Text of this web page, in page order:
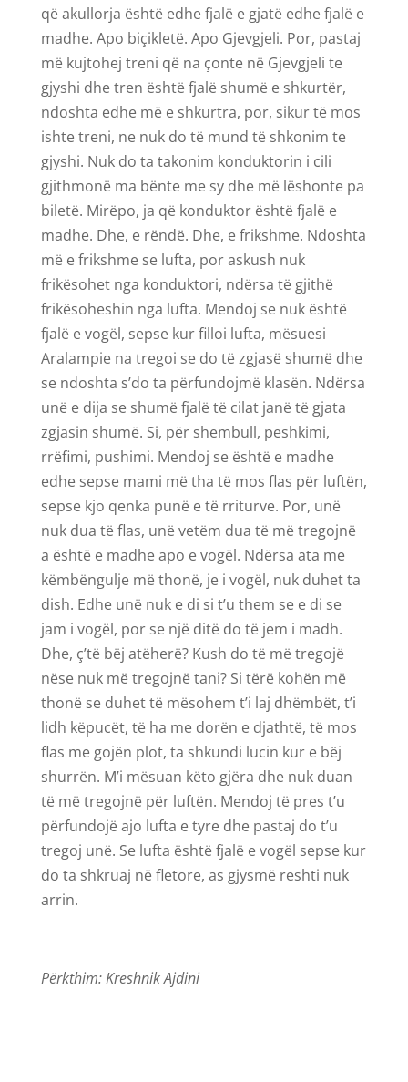
që akullorja është edhe fjalë e gjatë edhe fjalë e
madhe. Apo biçikletë. Apo Gjevgjeli. Por, pastaj
më kujtohej treni që na çonte në Gjevgjeli te
gjyshi dhe tren është fjalë shumë e shkurtër,
ndoshta edhe më e shkurtra, por, sikur të mos
ishte treni, ne nuk do të mund të shkonim te
gjyshi. Nuk do ta takonim konduktorin i cili
gjithmonë ma bënte me sy dhe më lëshonte pa
biletë. Mirëpo, ja që konduktor është fjalë e
madhe. Dhe, e rëndë. Dhe, e frikshme. Ndoshta
më e frikshme se lufta, por askush nuk
frikësohet nga konduktori, ndërsa të gjithë
frikësoheshin nga lufta. Mendoj se nuk është
fjalë e vogël, sepse kur filloi lufta, mësuesi
Aralampie na tregoi se do të zgjasë shumë dhe
se ndoshta s’do ta përfundojmë klasën. Ndërsa
unë e dija se shumë fjalë të cilat janë të gjata
zgjasin shumë. Si, për shembull, peshkimi,
rrëfimi, pushimi. Mendoj se është e madhe
edhe sepse mami më tha të mos flas për luftën,
sepse kjo qenka punë e të rriturve. Por, unë
nuk dua të flas, unë vetëm dua të më tregojnë
a është e madhe apo e vogël. Ndërsa ata me
këmbëngulje më thonë, je i vogël, nuk duhet ta
dish. Edhe unë nuk e di si t’u them se e di se
jam i vogël, por se një ditë do të jem i madh.
Dhe, ç’të bëj atëherë? Kush do të më tregojë
nëse nuk më tregojnë tani? Si tërë kohën më
thonë se duhet të mësohem t’i laj dhëmbët, t’i
lidh këpucët, të ha me dorën e djathtë, të mos
flas me gojën plot, ta shkundi lucin kur e bëj
shurrën. M’i mësuan këto gjëra dhe nuk duan
të më tregojnë për luftën. Mendoj të pres t’u
përfundojë ajo lufta e tyre dhe pastaj do t’u
tregoj unë. Se lufta është fjalë e vogël sepse kur
do ta shkruaj në fletore, as gjysmë reshti nuk
arrin.
Përkthim: Kreshnik Ajdini